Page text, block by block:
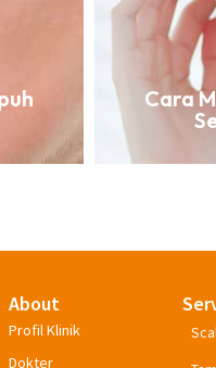
Cara
About
Profil Klinik
Dokter